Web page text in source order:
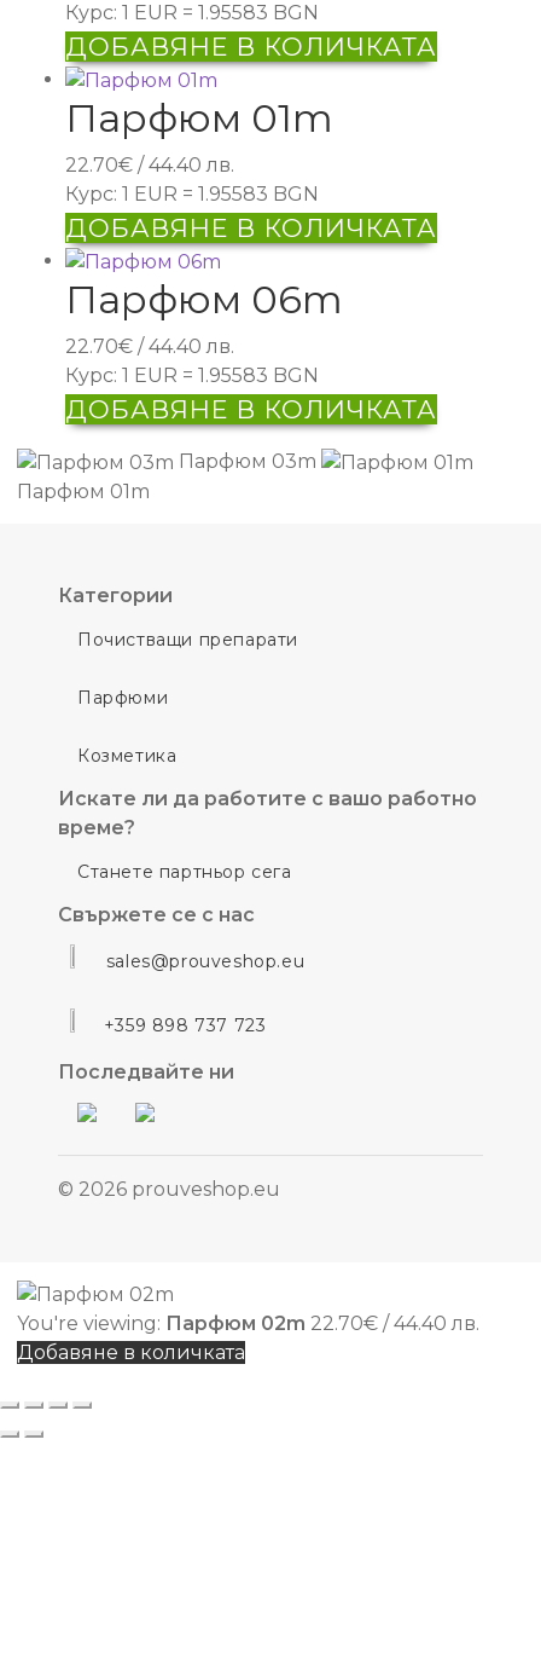
Курс: 1 EUR = 1.95583 BGN
ДОБАВЯНЕ В КОЛИЧКАТА
Парфюм 01m
22.70€ / 44.40 лв.
Курс: 1 EUR = 1.95583 BGN
ДОБАВЯНЕ В КОЛИЧКАТА
Парфюм 06m
22.70€ / 44.40 лв.
Курс: 1 EUR = 1.95583 BGN
ДОБАВЯНЕ В КОЛИЧКАТА
Парфюм 03m
Парфюм 01m
Категории
Почистващи препарати
Парфюми
Козметика
Искате ли да работите с вашо работно
време?
Станете партньор сега
Свържете се с нас
sales@prouveshop.eu
+359 898 737 723
Последвайте ни
© 2026 prouveshop.eu
You're viewing: Парфюм 02m 22.70€ / 44.40 лв.
Добавяне в количката